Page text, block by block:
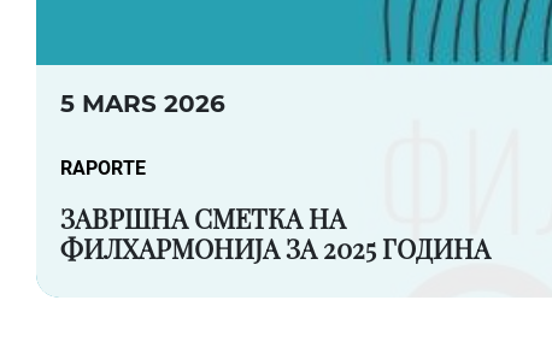
5 MARS 2026
RAPORTE
ЗАВРШНА СМЕТКА НА
ФИЛХАРМОНИЈА ЗА 2025 ГОДИНА